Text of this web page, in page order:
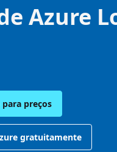
Azure
preços
gratuitamente